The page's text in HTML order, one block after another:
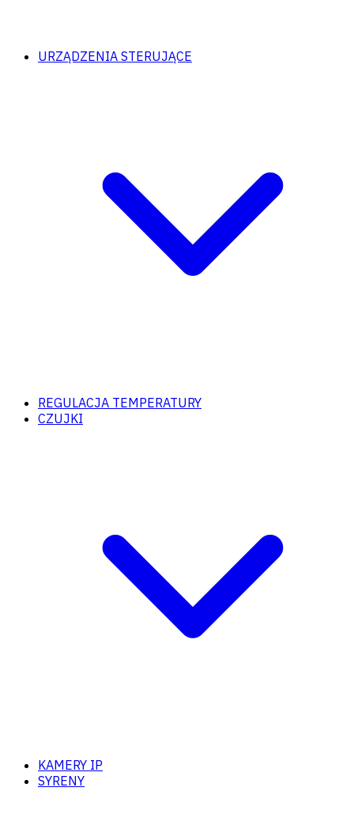
URZĄDZENIA STERUJĄCE
REGULACJA TEMPERATURY
CZUJKI
KAMERY IP
SYRENY